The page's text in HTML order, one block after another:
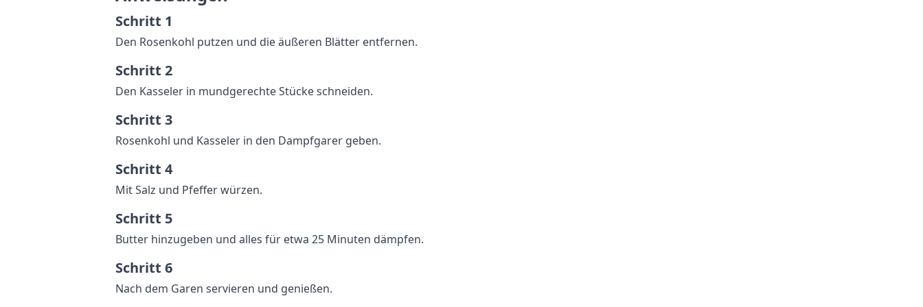
Schritt 1
Den Rosenkohl putzen und die äußeren Blätter entfernen.
Schritt 2
Den Kasseler in mundgerechte Stücke schneiden.
Schritt 3
Rosenkohl und Kasseler in den Dampfgarer geben.
Schritt 4
Mit Salz und Pfeffer würzen.
Schritt 5
Butter hinzugeben und alles für etwa 25 Minuten dämpfen.
Schritt 6
Nach dem Garen servieren und genießen.